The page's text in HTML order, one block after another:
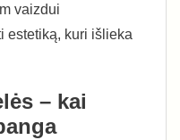
vaizdui
estetiką, kuri išlieka
– kai